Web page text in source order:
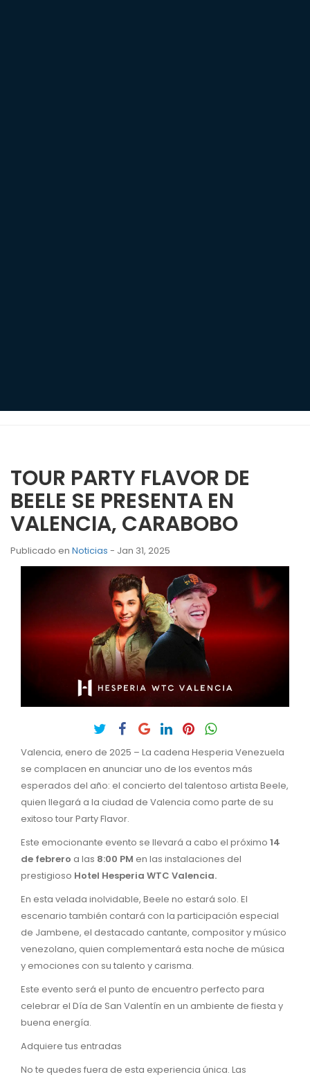
TOUR PARTY FLAVOR DE
BEELE SE PRESENTA EN
VALENCIA, CARABOBO
Publicado en Noticias - Jan 31, 2025
Valencia, enero de 2025 – La cadena Hesperia Venezuela
se complacen en anunciar uno de los eventos más
esperados del año: el concierto del talentoso artista Beele,
quien llegará a la ciudad de Valencia como parte de su
exitoso tour Party Flavor.
Este emocionante evento se llevará a cabo el próximo 14
de febrero a las 8:00 PM en las instalaciones del
prestigioso Hotel Hesperia WTC Valencia.
En esta velada inolvidable, Beele no estará solo. El
escenario también contará con la participación especial
de Jambene, el destacado cantante, compositor y músico
venezolano, quien complementará esta noche de música
y emociones con su talento y carisma.
Este evento será el punto de encuentro perfecto para
celebrar el Día de San Valentín en un ambiente de fiesta y
buena energía.
Adquiere tus entradas
No te quedes fuera de esta experiencia única. Las